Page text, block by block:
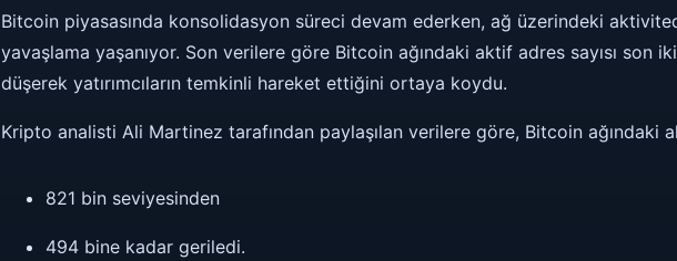
Bitcoin piyasasında konsolidasyon süreci devam ederken, ağ üzerindeki
yavaşlama yaşanıyor. Son verilere göre Bitcoin ağındaki aktif adres sayısı son
düşerek yatırımcıların temkinli hareket ettiğini ortaya koydu.
Kripto analisti Ali Martinez tarafından paylaşılan verilere göre, Bitcoin ağındaki
821 bin seviyesinden
494 bine kadar geriledi.